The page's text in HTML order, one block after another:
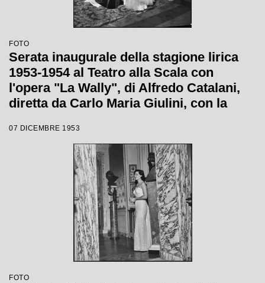
FOTO
Serata inaugurale della stagione lirica
1953-1954 al Teatro alla Scala con
l'opera "La Wally", di Alfredo Catalani,
diretta da Carlo Maria Giulini, con la
07 DICEMBRE 1953
FOTO